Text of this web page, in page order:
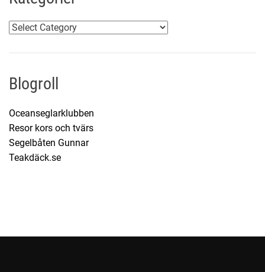
K
t
g
r
i
e
Blogroll
Oceanseglarklubben
Resor kors och tvärs
Segelbåten Gunnar
Teakdäck.se